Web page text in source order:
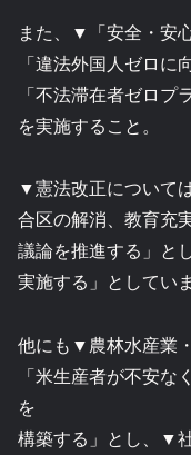
また、▼「安全・安
「違法外国人ゼロに
「不法滞在者ゼロプ
を実施すること。
▼憲法改正について
合区の解消、教育充
議論を推進する」と
実施する」としていま
他にも▼農林水産業
「米生産者が不安な
を
構築する」とし、▼